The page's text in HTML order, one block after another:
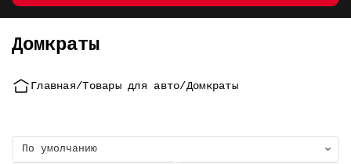
Домкраты
Главная Товары для авто Домкраты